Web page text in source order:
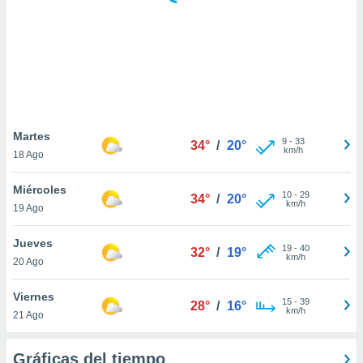
únicos
similares
como
IP
posible
traten tus
en
Para
Martes
18 Ago
34° / 20° 9- 33
km/h
Miércoles
19 Ago
34° / 20° 10- 29
km/h
Jueves
20 Ago
32° / 19° 19- 40
km/h
Viernes
21 Ago
28° / 16° 15- 39
km/h
Gráficas del tiempo